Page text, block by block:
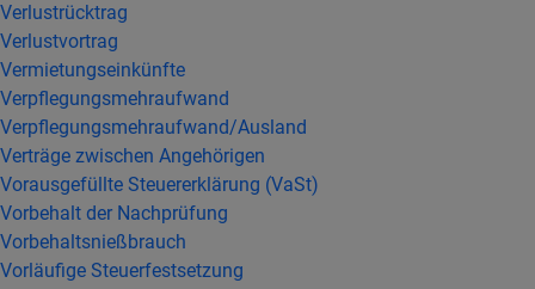
Verlustrücktrag
Verlustvortrag
Vermietungseinkünfte
Verpflegungsmehraufwand
Verpflegungsmehraufwand/Ausland
Verträge zwischen Angehörigen
Vorausgefüllte Steuererklärung (VaSt)
Vorbehalt der Nachprüfung
Vorbehaltsnießbrauch
Vorläufige Steuerfestsetzung